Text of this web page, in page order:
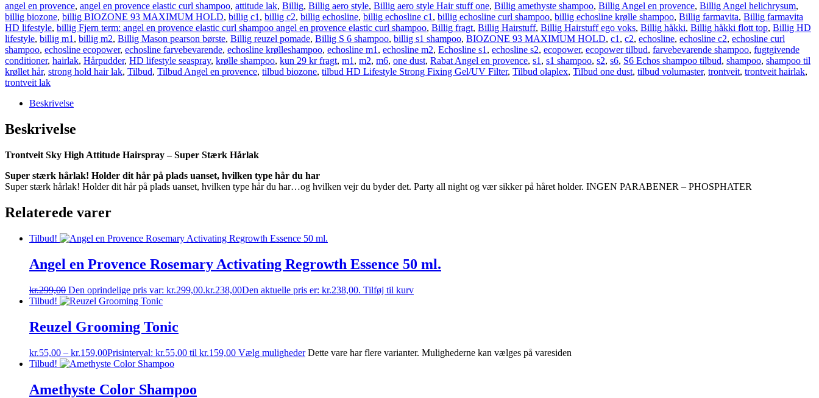
angel en provence, angel en provence elastic curl shampoo, attitude lak, Billig, Billig aero style, Billig aero style Hair stuff one, Billig amethyste shampoo, Billig Angel en provence, Billig Angel helichrysum,
billig biozone, billig BIOZONE 93 MAXIMUM HOLD, billig c1, billig c2, billig echosline, billig echosline c1, billig echosline curl shampoo, billig echosline krølle shampoo, Billig farmavita, Billig farmavita
HD lifestyle, billig Fjern term: angel en provence elastic curl shampoo angel en provence elastic curl shampoo, Billig fragt, Billig Hairstuff, Billig Hairstuff ego voks, Billig håkki, Billig håkki flott top, Billig HD
lifestyle, billig m1, billig m2, Billig Mason pearson børste, Billig reuzel pomade, Billig S 6 shampoo, billig s1 shampoo, BIOZONE 93 MAXIMUM HOLD, c1, c2, echosline, echosline c2, echosline curl
shampoo, echosline ecopower, echosline farvebevarende, echosline krølleshampoo, echosline m1, echosline m2, Echosline s1, echosline s2, ecopower, ecopower tilbud, farvebevarende shampoo, fugtgivende
conditioner, hairlak, Hårpudder, HD lifestyle seaspray, krølle shampoo, kun 29 kr fragt, m1, m2, m6, one dust, Rabat Angel en provence, s1, s1 shampoo, s2, s6, S6 Echos shampoo tilbud, shampoo, shampoo til
krøllet hår, strong hold hair lak, Tilbud, Tilbud Angel en provence, tilbud biozone, tilbud HD Lifestyle Strong Fixing Gel/UV Filter, Tilbud olaplex, Tilbud one dust, tilbud volumaster, trontveit, trontveit hairlak,
trontveit lak
Beskrivelse
Beskrivelse
Trontveit Sky High Attitude Hairspray – Super Stærk Hårlak
Super stærk hårlak! Holder dit hår på plads uanset, hvilken type hår du har
Super stærk hårlak! Holder dit hår på plads uanset, hvilken type hår du har…og hvilken vejr du byder det. Party all night og vær sikker på håret holder. INGEN PARABENER – PHOSPHATER
Relaterede varer
Tilbud!
Angel en Provence Rosemary Activating Regrowth Essence 50 ml.
kr.299,00 Den oprindelige pris var: kr.299,00.kr.238,00Den aktuelle pris er: kr.238,00. Tilføj til kurv
Tilbud!
Reuzel Grooming Tonic
kr.55,00 – kr.159,00Prisinterval: kr.55,00 til kr.159,00 Vælg muligheder Dette vare har flere varianter. Mulighederne kan vælges på varesiden
Tilbud!
Amethyste Color Shampoo